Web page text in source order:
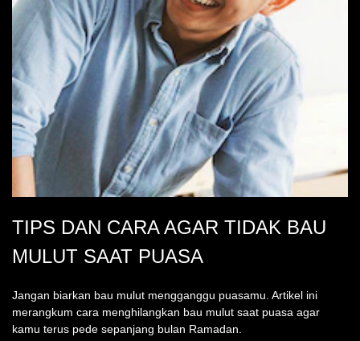
Jangan biarkan bau mulut mengganggu puasamu. Artikel ini
merangkum cara menghilangkan bau mulut saat puasa agar
kamu terus pede sepanjang bulan Ramadan.
TIPS DAN CARA AGAR TIDAK BAU
MULUT SAAT PUASA